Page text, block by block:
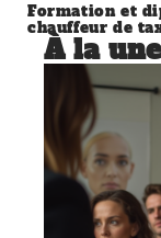
Formation et
chauffeur de
À la une